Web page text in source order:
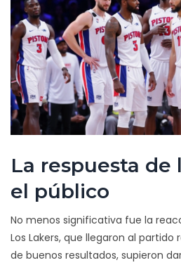
La respuesta de
el público
No menos significativa fue la
Los Lakers, que llegaron al partido
de buenos resultados, supieron